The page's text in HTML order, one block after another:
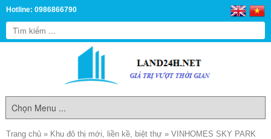
Hotline: 0986866790
Trang chủ » Khu đô thị mới, liền kề, biệt thự » VINHOMES SKY PARK